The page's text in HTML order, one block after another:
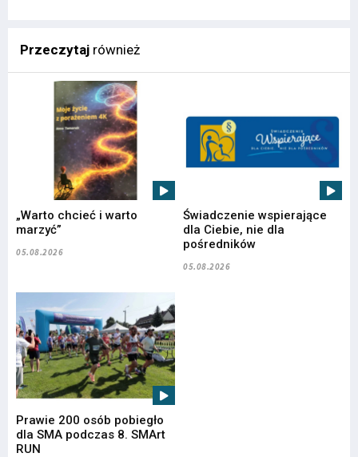
Przeczytaj również
„Warto chcieć i warto
marzyć”
05.08.2026
Świadczenie wspierające
dla Ciebie, nie dla
pośredników
05.08.2026
Prawie 200 osób pobiegło
dla SMA podczas 8. SMArt
RUN